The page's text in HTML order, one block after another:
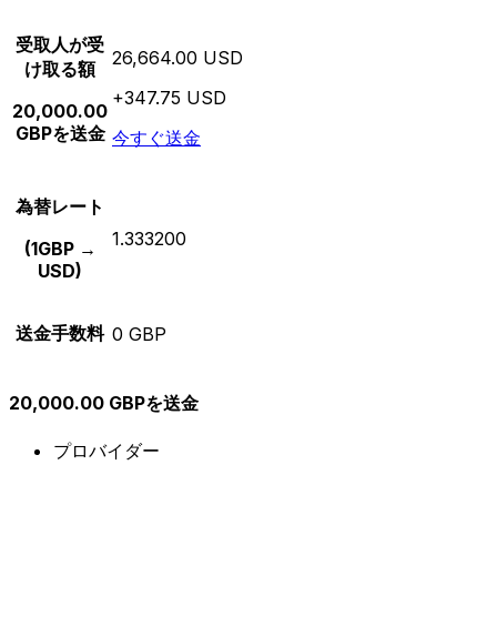
受取人が受
け取る額
20,000.00
GBPを送金
26,664.00 USD
+347.75 USD
今すぐ送金
為替レート
(1GBP →
USD)
1.333200
送金手数料 0 GBP
20,000.00 GBPを送金
プロバイダー